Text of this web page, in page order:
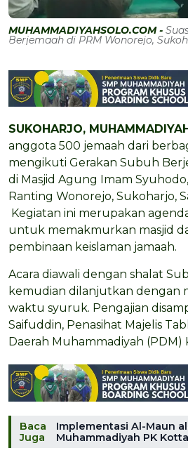
MUHAMMADIYAHSOLO.COM -
Berjemaah di PRM Wonorejo,
SUKOHARJO,
anggota 500 jemaah dari
mengikuti Gerakan Subuh
di Masjid Agung Imam
Ranting Wonorejo, Sukoharjo,
Kegiatan ini merupakan
untuk memakmurkan masjid
pembinaan keislaman jamaah.
Acara diawali dengan shalat
kemudian dilanjutkan dengan
waktu syuruk. Pengajian
Saifuddin, Penasihat Majelis
Daerah Muhammadiyah (PDM)
Baca
Juga
Implementasi Al-Maun
Muhammadiyah PK